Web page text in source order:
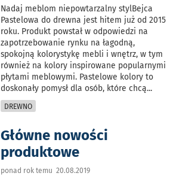
Nadaj meblom niepowtarzalny stylBejca
Pastelowa do drewna jest hitem już od 2015
roku. Produkt powstał w odpowiedzi na
zapotrzebowanie rynku na łagodną,
spokojną kolorystykę mebli i wnętrz, w tym
również na kolory inspirowane popularnymi
płytami meblowymi. Pastelowe kolory to
doskonały pomysł dla osób, które chcą...
DREWNO
Główne nowości
produktowe
ponad rok temu 20.08.2019